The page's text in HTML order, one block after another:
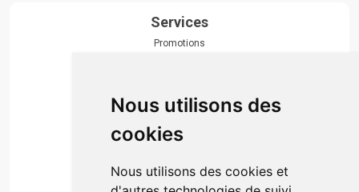
Nous utilisons des
cookies
Nous utilisons des cookies et
Services
Promotions
Actualités & conseils
Événements
Marques
Suivez-nous